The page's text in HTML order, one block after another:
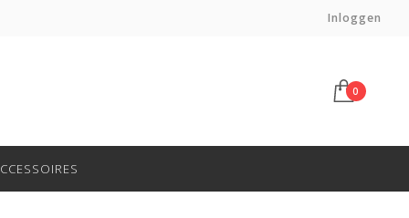
Inloggen
0